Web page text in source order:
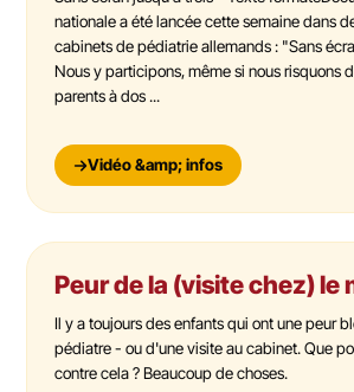
nationale a été lancée cette semaine dans
cabinets de pédiatrie allemands : "Sans
Nous y participons, même si nous risquons
parents à dos ...
Vidéo &amp; infos
Peur de la (visite chez) le
Il y a toujours des enfants qui ont une peur
pédiatre - ou d'une visite au cabinet. Que
contre cela ? Beaucoup de choses.